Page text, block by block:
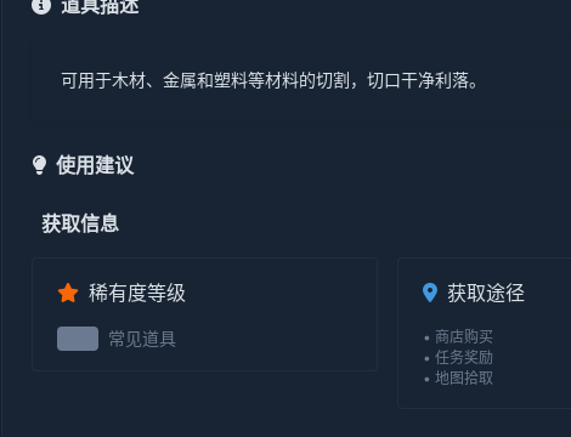
道具描述
可用于木材、金属和塑料等材料的切割，切口干净利落。
使用建议
获取信息
稀有度等级
常见道具
获取途径
• 商店购买
• 任务奖励
• 地图拾取